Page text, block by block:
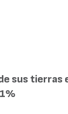
sus tierras